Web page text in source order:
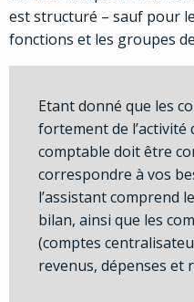
est structuré – sauf pour
fonctions et les groupes
Etant donné que les
fortement de l’activité
comptable doit être
correspondre à vos
l’assistant comprend
bilan, ainsi que les
(comptes
revenus, dépenses et